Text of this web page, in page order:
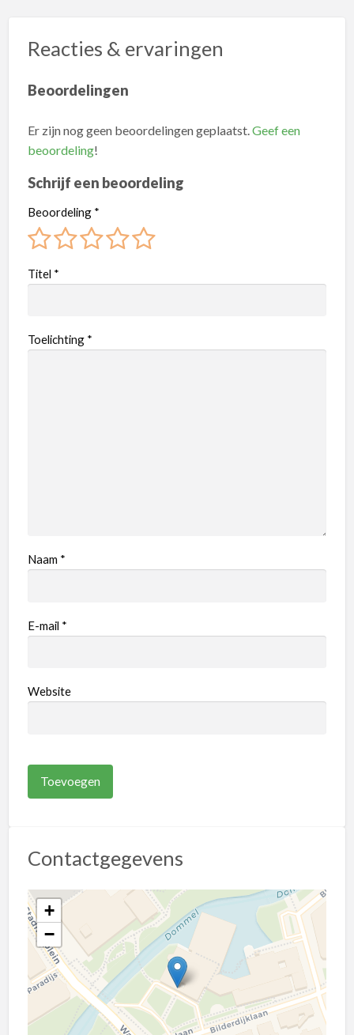
Reacties & ervaringen
Beoordelingen
Er zijn nog geen beoordelingen geplaatst.Geef een
beoordeling!
Schrijf een beoordeling
Beoordeling *
Titel *
Toelichting *
Naam *
E-mail *
Website
Contactgegevens
+
−